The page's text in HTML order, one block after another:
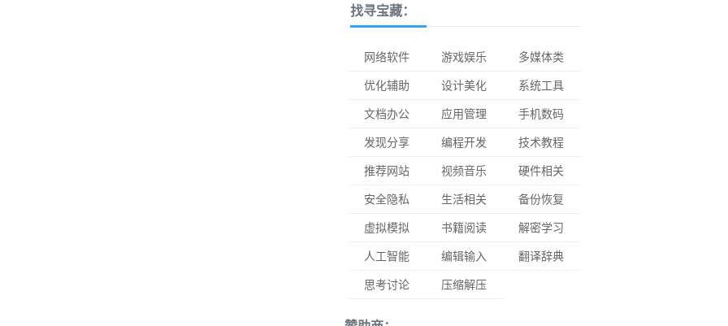
找寻宝藏：
网络软件 游戏娱乐
多媒体类
优化辅助
设计美化
系统工具
文档办公
应用管理
手机数码
发现分享
编程开发
技术教程
推荐网站
视频音乐
硬件相关
安全隐私
生活相关
备份恢复
虚拟模拟
书籍阅读
解密学习
人工智能
编辑输入
翻译辞典
思考讨论
压缩解压